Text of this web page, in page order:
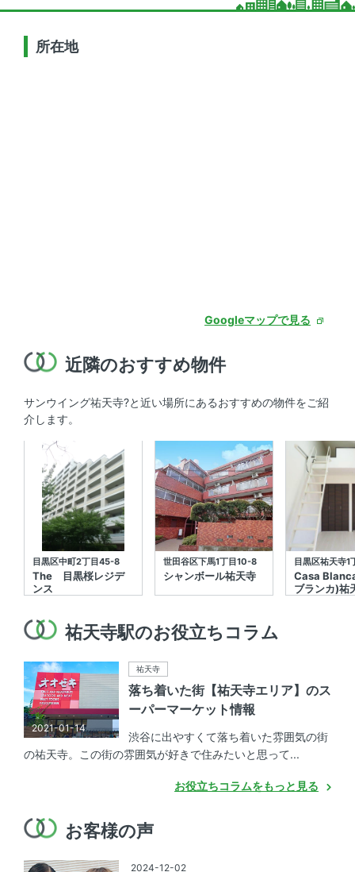
所在地
Googleマップで見る
近隣のおすすめ物件
サンウイング祐天寺?と近い場所にあるおすすめの物件をご紹
介します。
目黒区中町2丁目45-8
The 目黒桜レジデ
ンス
世田谷区下馬1丁目10-8
シャンボール祐天寺
目黒区祐天寺
Casa
ブランカ)祐
祐天寺駅のお役立ちコラム
2021-01-14
祐天寺
落ち着いた街【祐天寺エリア】のス
ーパーマーケット情報
渋谷に出やすくて落ち着いた雰囲気の街
の祐天寺。この街の雰囲気が好きで住みたいと思って...
お役立ちコラムをもっと見る
お客様の声
2024-12-02